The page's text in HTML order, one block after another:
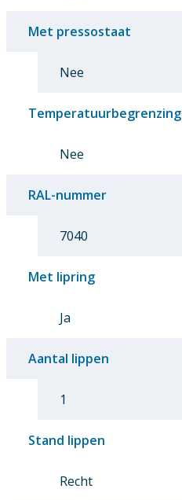
Met pressostaat
Nee
Temperatuurbegrenzing
Nee
RAL-nummer
7040
Met lipring
Ja
Aantal lippen
1
Stand lippen
Recht